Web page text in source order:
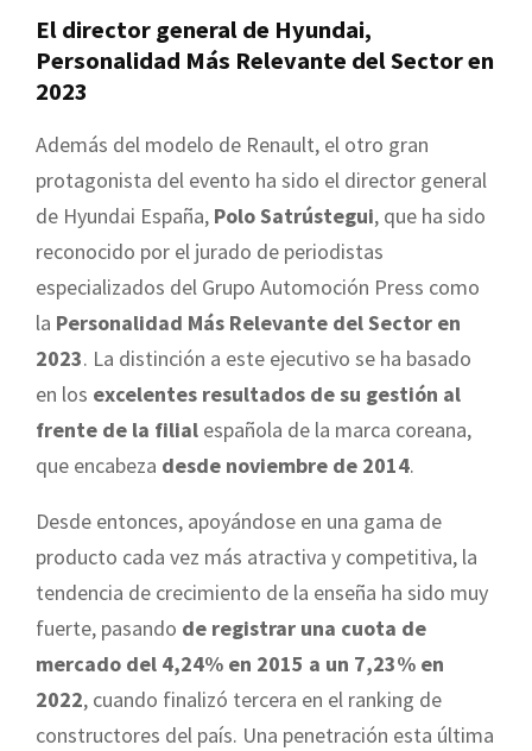
El director general de Hyundai,
Personalidad Más Relevante del Sector en
2023
Además del modelo de Renault, el otro gran
protagonista del evento ha sido el director general
de Hyundai España, Polo Satrústegui, que ha sido
reconocido por el jurado de periodistas
especializados del Grupo Automoción Press como
la Personalidad Más Relevante del Sector en
2023. La distinción a este ejecutivo se ha basado
en los excelentes resultados de su gestión al
frente de la filial española de la marca coreana,
que encabeza desde noviembre de 2014.
Desde entonces, apoyándose en una gama de
producto cada vez más atractiva y competitiva, la
tendencia de crecimiento de la enseña ha sido muy
fuerte, pasando de registrar una cuota de
mercado del 4,24% en 2015 a un 7,23% en
2022, cuando finalizó tercera en el ranking de
constructores del país. Una penetración esta última